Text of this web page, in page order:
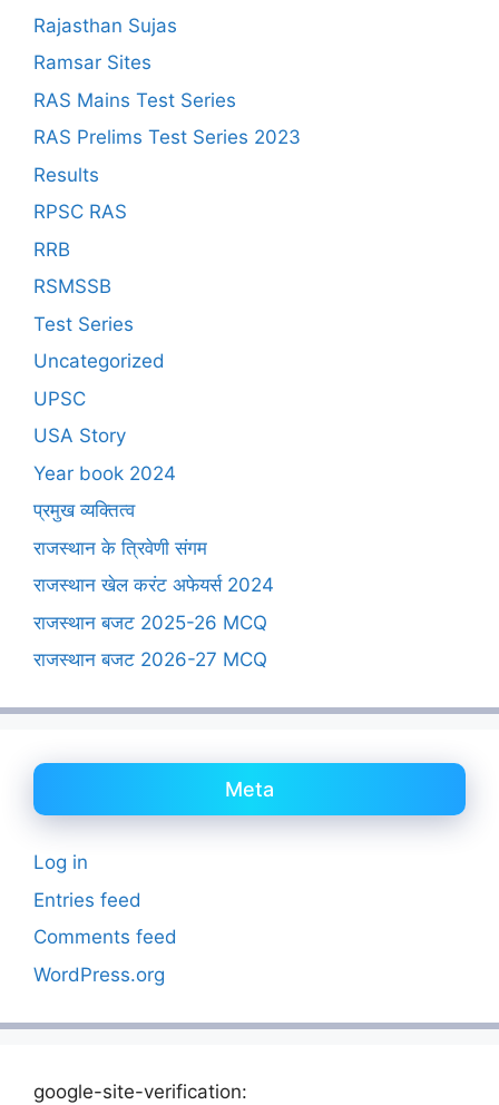
Rajasthan Sujas
Ramsar Sites
RAS Mains Test Series
RAS Prelims Test Series 2023
Results
RPSC RAS
RRB
RSMSSB
Test Series
Uncategorized
UPSC
USA Story
Year book 2024
प्रमुख व्यक्तित्व
राजस्थान के त्रिवेणी संगम
राजस्थान खेल करंट अफेयर्स 2024
राजस्थान बजट 2025-26 MCQ
राजस्थान बजट 2026-27 MCQ
Meta
Log in
Entries feed
Comments feed
WordPress.org
google-site-verification: